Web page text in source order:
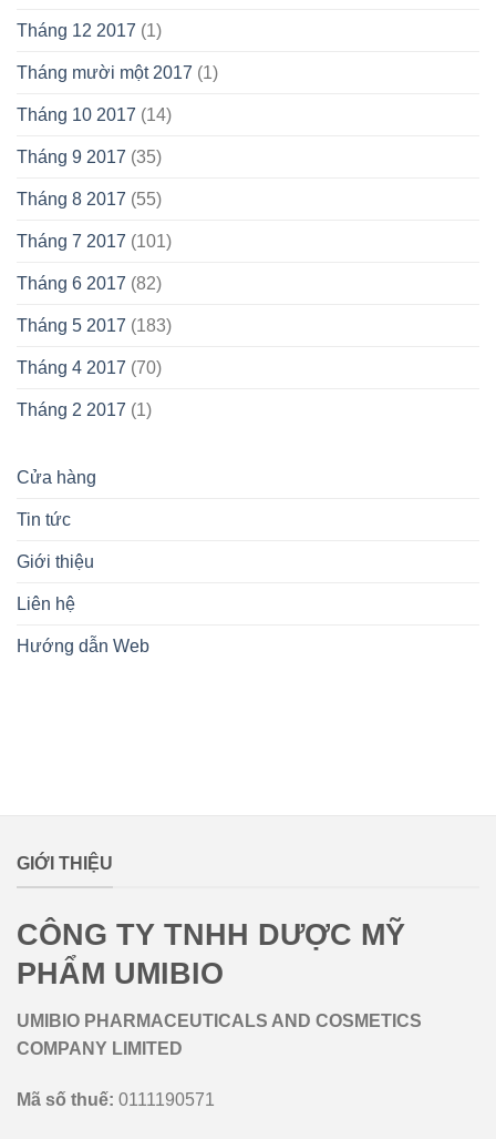
Tháng 12 2017 (1)
Tháng mười một 2017 (1)
Tháng 10 2017 (14)
Tháng 9 2017 (35)
Tháng 8 2017 (55)
Tháng 7 2017 (101)
Tháng 6 2017 (82)
Tháng 5 2017 (183)
Tháng 4 2017 (70)
Tháng 2 2017 (1)
Cửa hàng
Tin tức
Giới thiệu
Liên hệ
Hướng dẫn Web
GIỚI THIỆU
CÔNG TY TNHH DƯỢC MỸ
PHẨM UMIBIO
UMIBIO PHARMACEUTICALS AND COSMETICS
COMPANY LIMITED
Mã số thuế: 0111190571